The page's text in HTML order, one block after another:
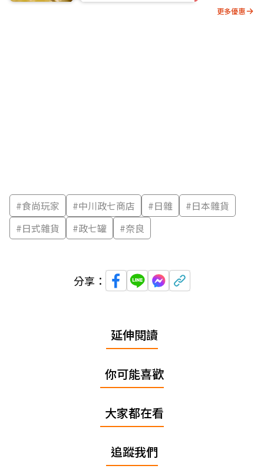
更多優惠
#食尚玩家 #中川政七商店 #日雜 #日本雜貨
#日式雜貨 #政七罐 #奈良
分享：
延伸閱讀
你可能喜歡
大家都在看
追蹤我們